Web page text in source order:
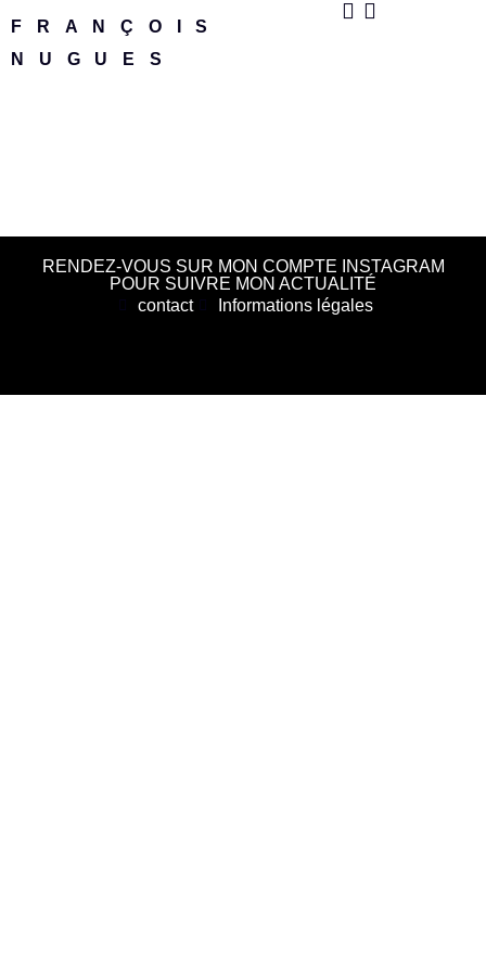
FRANÇOIS
NUGUES
RENDEZ-VOUS SUR MON COMPTE INSTAGRAM
POUR SUIVRE MON ACTUALITÉ
contact
Informations légales